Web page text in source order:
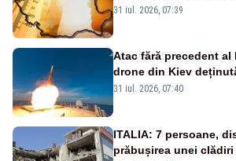
de grade, iar nopțile
31 iul. 2026, 07:39
Atac fără precedent al
drone din Kiev
americană, distrusă de
31 iul. 2026, 07:40
ITALIA: 7 persoane,
prăbușirea unei clădiri